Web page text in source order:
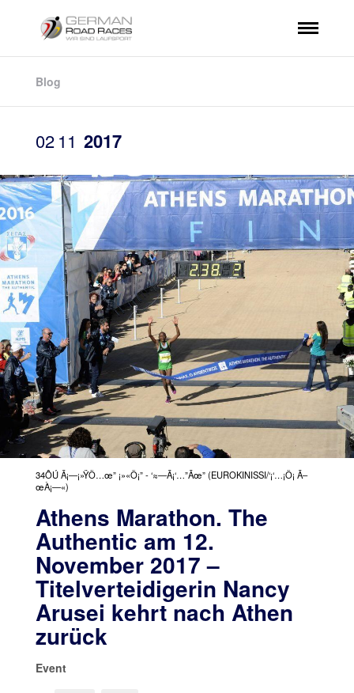
Blog
02 11 2017
34ÔÚ Ã¡—¡»ŸÕ…œ” ¡»«Õ¡” - ‘≈—Ã¡‘…”Ãœ” (EUROKINISSI/‘¡‘…¡Õ¡ Ã–
œÀ¡—«)
Athens Marathon. The
Authentic am 12.
November 2017 –
Titelverteidigerin Nancy
Arusei kehrt nach Athen
zurück
Event